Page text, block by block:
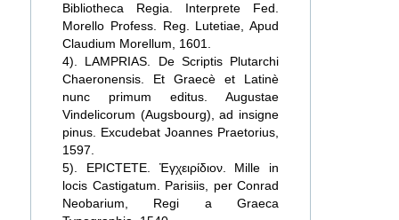
Bibliotheca Regia. Interprete Fed.
Morello Profess. Reg. Lutetiae, Apud
Claudium Morellum, 1601.
4). LAMPRIAS. De Scriptis Plutarchi
Chaeronensis. Et Graecè et Latinè
nunc primum editus. Augustae
Vindelicorum (Augsbourg), ad insigne
pinus. Excudebat Joannes Praetorius,
1597.
5). EPICTETE. Ἐγχειρίδιον. Mille in
locis Castigatum. Parisiis, per Conrad
Neobarium, Regi a Graeca